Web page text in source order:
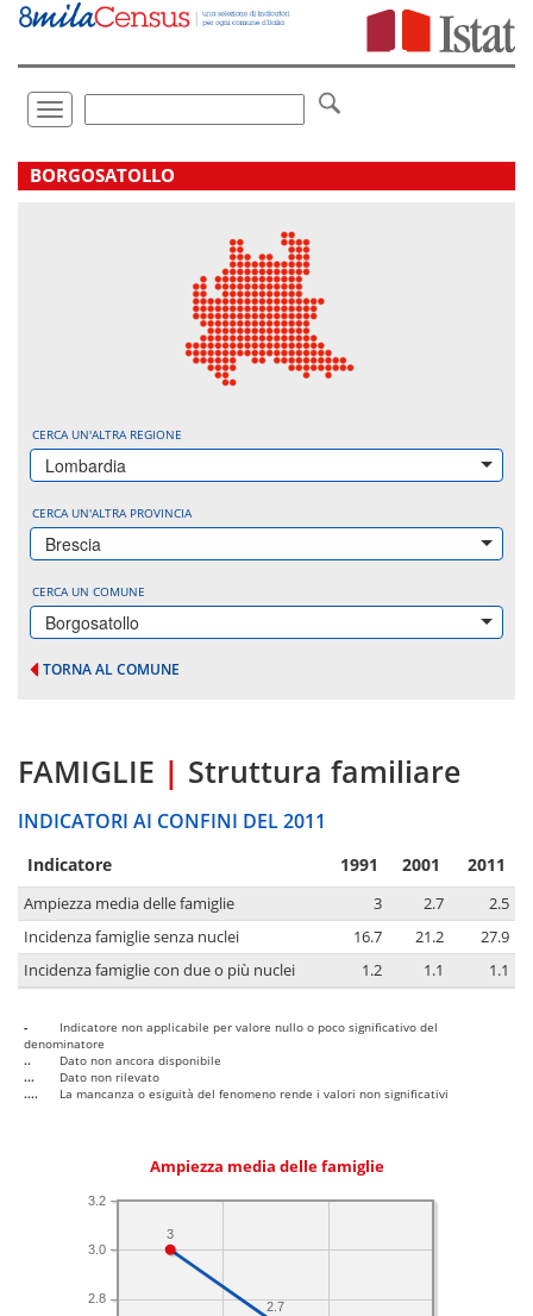
Vai
direttamente
Toggle
navigation
.
BORGOSATOLLO
CERCA UN'ALTRA REGIONE
Lombardia
CERCA UN'ALTRA PROVINCIA
Brescia
CERCA UN COMUNE
Borgosatollo
TORNA AL COMUNE
FAMIGLIE | Struttura familiare
INDICATORI AI CONFINI DEL 2011
Indicatore 1991 2001 2011
Ampiezza media delle famiglie 3 2.7
2.5
Incidenza famiglie senza nuclei
16.7 21.2
27.9
Incidenza famiglie con due o più nuclei
1.2 1.1 1.1
-
Indicatore non applicabile per valore nullo o poco significativo del
denominatore
..
Dato non ancora disponibile
...
Dato non rilevato
....
La mancanza o esiguità del fenomeno rende i valori non significativi
Ampiezza media delle famiglie
2.8
3.0
3.2
2.7
3